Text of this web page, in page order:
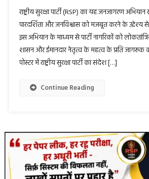
राष्ट्रीय सुरक्षा पार्टी (RSP) का यह जनजागरण अभियान
पारदर्शिता और जनविश्वास को मजबूत करने के उद्देश्य
इस अभियान के माध्यम से पार्टी नागरिकों को
शासन और ईमानदार नेतृत्व के महत्व के प्रति जागरूक
पोस्टर में राष्ट्रीय सुरक्षा पार्टी का संदेश […]
Continue Reading